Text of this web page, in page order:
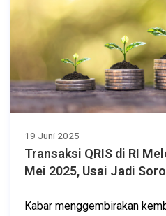
19 Juni 2025
Transaksi QRIS di RI
Mei 2025, Usai Jadi
Kabar menggembirakan